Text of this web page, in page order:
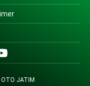
JATIM